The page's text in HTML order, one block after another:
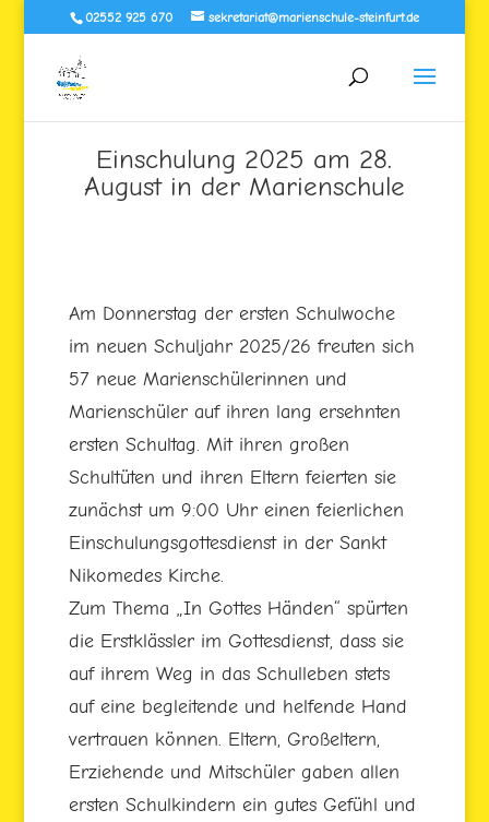
02552 925 670 sekretariat@marienschule-steinfurt.de
Einschulung 2025 am 28.
August in der Marienschule
Am Donnerstag der ersten Schulwoche
im neuen Schuljahr 2025/26 freuten sich
57 neue Marienschülerinnen und
Marienschüler auf ihren lang ersehnten
ersten Schultag. Mit ihren großen
Schultüten und ihren Eltern feierten sie
zunächst um 9:00 Uhr einen feierlichen
Einschulungsgottesdienst in der Sankt
Nikomedes Kirche.
Zum Thema „In Gottes Händen“ spürten
die Erstklässler im Gottesdienst, dass sie
auf ihrem Weg in das Schulleben stets
auf eine begleitende und helfende Hand
vertrauen können. Eltern, Großeltern,
Erziehende und Mitschüler gaben allen
ersten Schulkindern ein gutes Gefühl und